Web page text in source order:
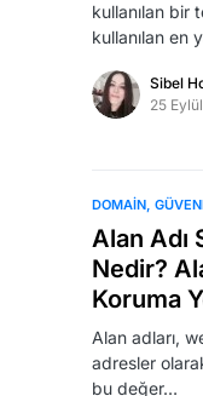
kullanılan bir
kullanılan en
Sibel
25
DOMAIN
Alan Adı
Nedir?
Koruma
Alan adları,
adresler
bu değer…